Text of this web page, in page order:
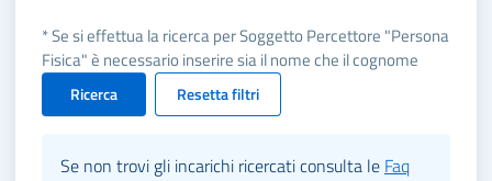
* Se si effettua la ricerca per Soggetto Percettore "Persona
Fisica" è necessario inserire sia il nome che il cognome
Ricerca Resetta filtri
Se non trovi gli incarichi ricercati consulta le Faq